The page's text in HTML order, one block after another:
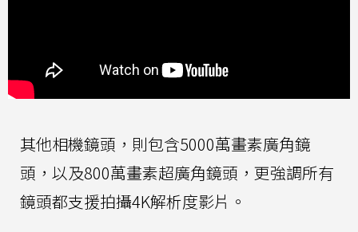
其他相機鏡頭，則包含5000萬畫素廣角鏡
頭，以及800萬畫素超廣角鏡頭，更強調所有
鏡頭都支援拍攝4K解析度影片。